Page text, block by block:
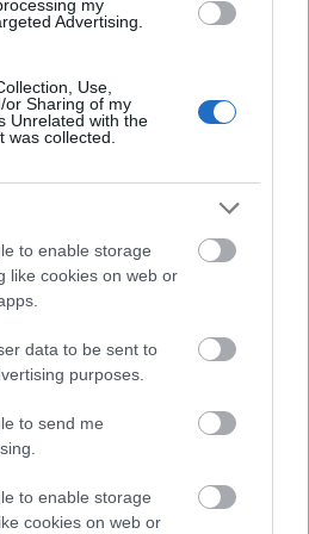
my
Advertising.
Use,
or Sharing of my
Unrelated with the
was collected.
to enable storage
like cookies on web or
data to be sent to
purposes.
to send me
to enable storage
cookies on web or
lényegének kell
pedig az az érzelmi
át a közönséggel.
figyelme néhány
könnyen vissszazökkenhet a
is?
a kapcsolat, ezekhez a
aktivitására is szükség
a kontaktus, akkor ez a
műfajnál erősebb
mozdulatot, arra a néző
csinálhatom a
de nincs rá jobb
mégis valami ilyesmi
a szívünk.